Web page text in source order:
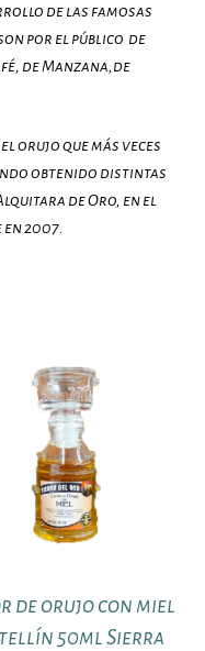
de las famosas
por el público de
de Manzana,de
orujo que más veces
obtenido distintas
de Oro, en el
2007.
de orujo con miel
50ml Sierra